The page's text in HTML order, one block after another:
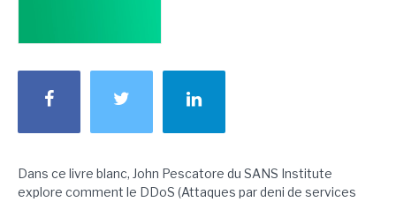
Dans ce livre blanc, John Pescatore du SANS Institute
explore comment le DDoS (Attaques par deni de services